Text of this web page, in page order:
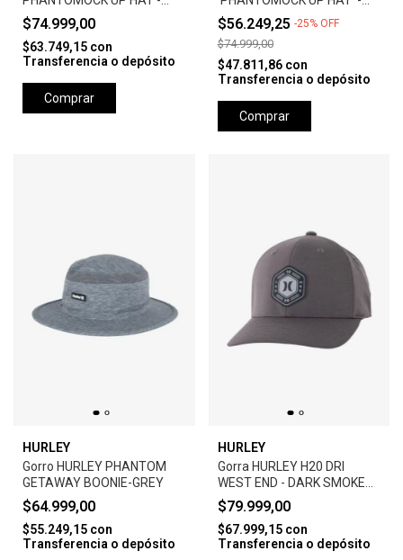
GREY
$74.999,00
$63.749,15 con
Transferencia o depósito
Comprar
UNIVERSTY RED
$56.249,25 -25% OFF
$74.999,00
$47.811,86 con
Transferencia o depósito
Comprar
HURLEY
Gorro HURLEY PHANTOM
GETAWAY BOONIE-GREY
$64.999,00
$55.249,15 con
Transferencia o depósito
HURLEY
Gorra HURLEY H20 DRI
WEST END - DARK SMOKE
GREY
$79.999,00
$67.999,15 con
Transferencia o depósito